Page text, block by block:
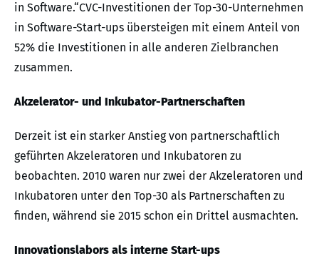
in Software.“CVC-Investitionen der Top-30-Unternehmen
in Software-Start-ups übersteigen mit einem Anteil von
52% die Investitionen in alle anderen Zielbranchen
zusammen.
Akzelerator- und Inkubator-Partnerschaften
Derzeit ist ein starker Anstieg von partnerschaftlich
geführten Akzeleratoren und Inkubatoren zu
beobachten. 2010 waren nur zwei der Akzeleratoren und
Inkubatoren unter den Top-30 als Partnerschaften zu
finden, während sie 2015 schon ein Drittel ausmachten.
Innovationslabors als interne Start-ups